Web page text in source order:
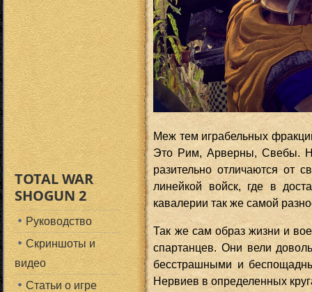
Меж тем играбельных
Это Рим, Арверны, Свебы.
разительно отличаются от
линейкой войск, где в
кавалерии так же самой
Так же сам образ жизни и
спартанцев. Они вели
бесстрашными и
Нервиев в определенных
TOTAL WAR
SHOGUN 2
Руководство
Cкриншоты и
видео
Статьи о игре